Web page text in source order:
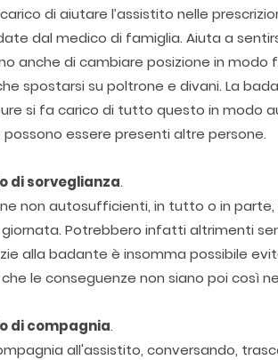
di aiutare l’assistito nelle
dal medico di famiglia. Aiuta a
anche di cambiare posizione in
spostarsi su poltrone e divani. La
si fa carico di tutto questo in modo
possono essere presenti altre persone.
di sorveglianza.
non autosufficienti, in tutto o in
Potrebbero infatti altrimenti
alla badante è insomma possibile
le conseguenze non siano poi così
di compagnia.
all'assistito, conversando,